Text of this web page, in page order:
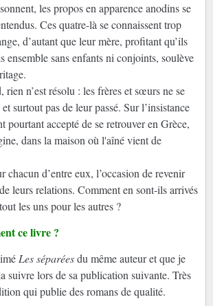
les propos en apparence anodins se
Ces quatre-là se connaissent trop
d’autant que leur mère, profitant qu’ils
ensemble sans enfants ni conjoints, soulève
rien n’est résolu : les frères et sœurs ne se
surtout pas de leur passé. Sur l’insistance
pourtant accepté de se retrouver en Grèce,
dans la maison où l'aîné vient de
chacun d’entre eux, l’occasion de revenir
leurs relations. Comment en sont-ils arrivés
les uns pour les autres ?
ce livre ?
Les séparéesdu même auteur et que je
suivre lors de sa publication suivante. Très
qui publie des romans de qualité.